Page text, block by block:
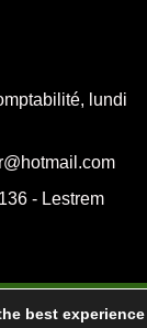
lundi
- Lestrem
best